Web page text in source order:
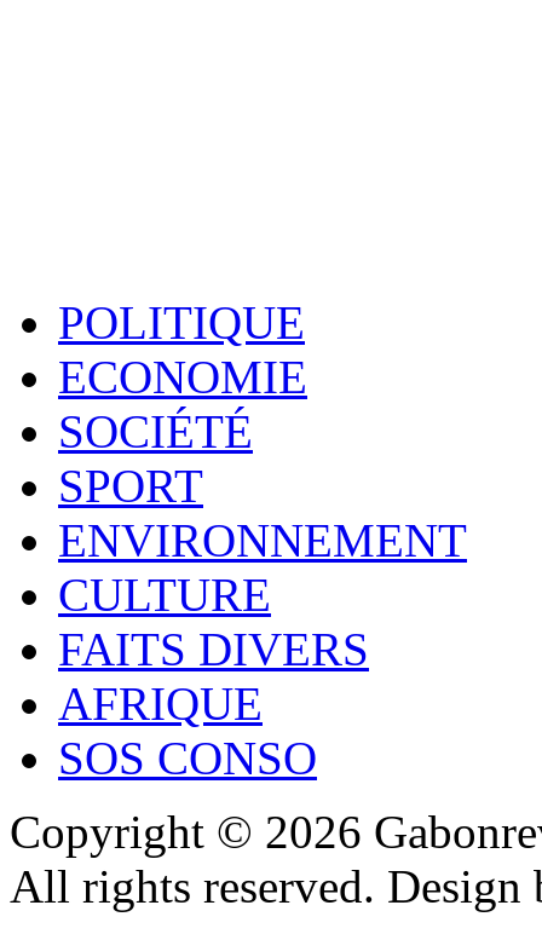
POLITIQUE
ECONOMIE
SOCIÉTÉ
SPORT
ENVIRONNEMENT
CULTURE
FAITS DIVERS
AFRIQUE
SOS CONSO
Copyright © 2026
All rights reserved.